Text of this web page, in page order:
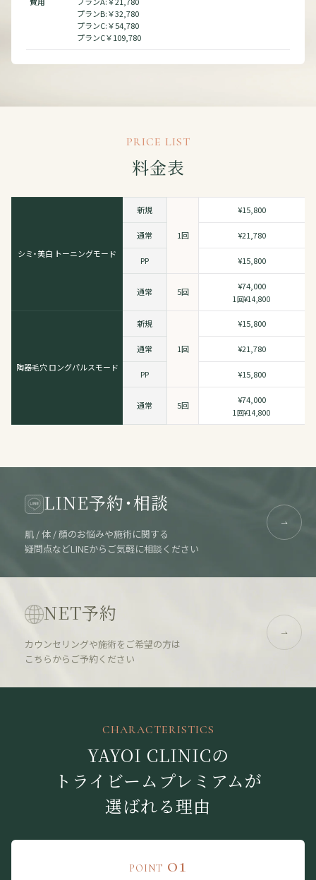
プランB:￥32,780
プランC:￥54,780
プランC￥109,780
PRICE LIST
料金表
シミ・美白 トーニングモード
新規
1回
¥15,800
通常 ¥21,780
PP ¥15,800
通常 5回 ¥74,000
1回¥14,800
陶器毛穴 ロングパルスモード
新規
1回
¥15,800
通常 ¥21,780
PP ¥15,800
通常 5回 ¥74,000
1回¥14,800
LINE予約・相談
肌 / 体 / 顔のお悩みや施術に関する
疑問点などLINEからご気軽に相談ください
NET予約
カウンセリングや施術をご希望の方は
こちらからご予約ください
CHARACTERISTICS
YAYOI CLINICの
トライビームプレミアムが
選ばれる理由
POINT 01